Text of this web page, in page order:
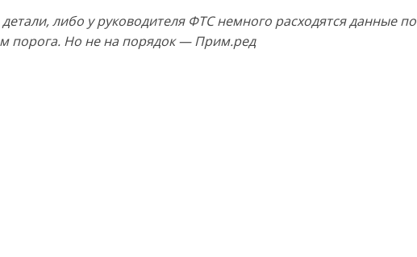
либо у руководителя ФТС немного расходятся данные по
порога. Но не на порядок — Прим.ред